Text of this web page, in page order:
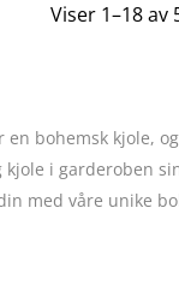
Viser 1–18
bohemsk kjole,
i garderoben
med våre unike